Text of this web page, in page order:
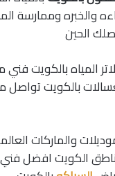
والخبره وممارسة
الحين
المياه بالكويت
بالكويت تواصل
والماركات
الكويت افضل